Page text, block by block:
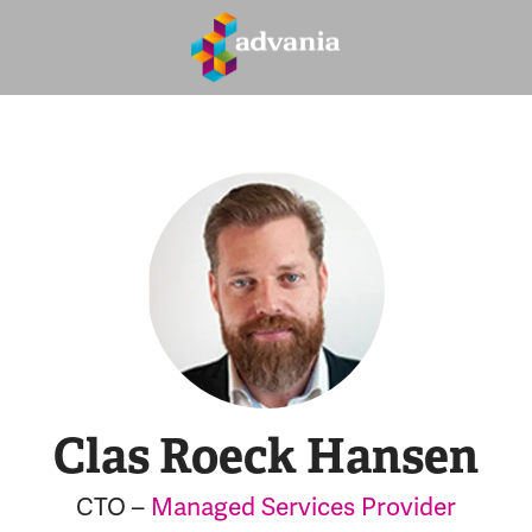
Clas Roeck Hansen
CTO – Managed Services Provider